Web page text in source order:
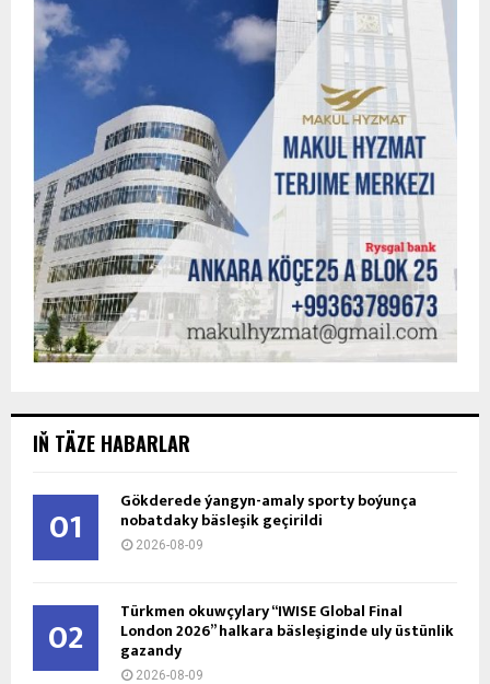
IŇ TÄZE HABARLAR
01 Gökderede ýangyn-amaly sporty boýunça
nobatdaky bäsleşik geçirildi
2026-08-09
02 Türkmen okuwçylary “IWISE Global Final
London 2026” halkara bäsleşiginde uly üstünlik
gazandy
2026-08-09